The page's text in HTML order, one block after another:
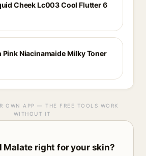
Cheek Lc003 Cool Flutter 6
Pink Niacinamaide Milky Toner
OWN APP — THE FREE TOOLS WORK
WITHOUT IT
Malate right for your skin?